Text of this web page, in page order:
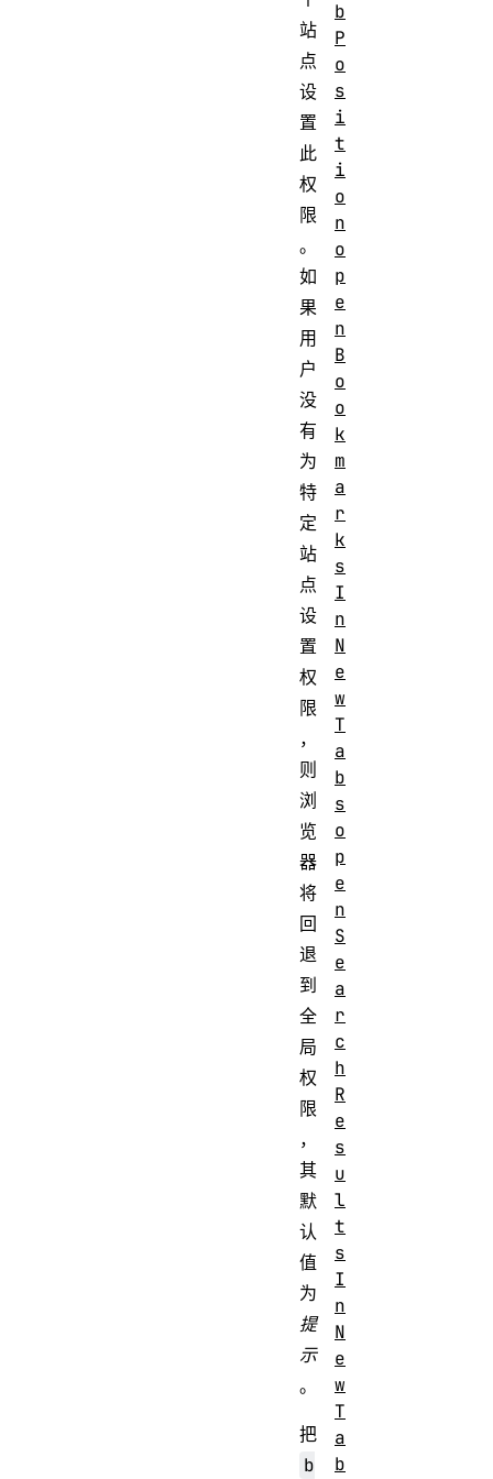
站
点
设
置
此
权
限
。
如
果
用
户
没
有
为
特
定
站
点
设
置
权
限
，
则
浏
览
器
将
回
退
到
全
局
权
限
，
其
默
认
值
为
提
示
。
把
b
b
P
o
s
i
t
i
o
n
o
p
e
n
B
o
o
k
m
a
r
k
s
I
n
N
e
w
T
a
b
s
o
p
e
n
S
e
a
r
c
h
R
e
s
u
l
t
s
I
n
N
e
w
T
a
b